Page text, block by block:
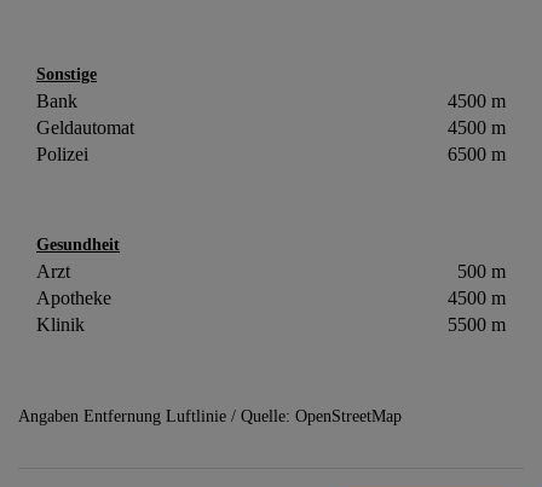
Sonstige
Bank
4500 m
Geldautomat
4500 m
Polizei
6500 m
Gesundheit
Arzt
500 m
Apotheke
4500 m
Klinik
5500 m
Angaben Entfernung Luftlinie / Quelle: OpenStreetMap